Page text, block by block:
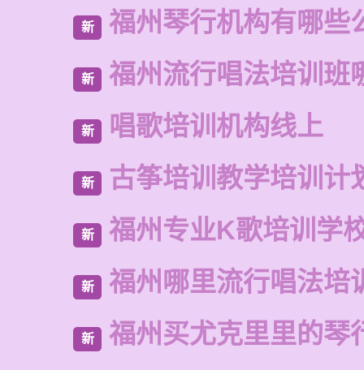
新 福州琴行机构有哪些
新 福州流行唱法培训班
新 唱歌培训机构线上
新 古筝培训教学培训计
新 福州专业K歌培训学
新 福州哪里流行唱法培
新 福州买尤克里里的琴